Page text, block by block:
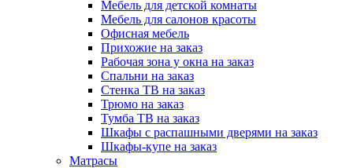
Мебель для детской комнаты
Мебель для салонов красоты
Офисная мебель
Прихожие на заказ
Рабочая зона у окна на заказ
Спальни на заказ
Стенка ТВ на заказ
Трюмо на заказ
Тумба ТВ на заказ
Шкафы с распашными дверями на заказ
Шкафы-купе на заказ
Матрасы